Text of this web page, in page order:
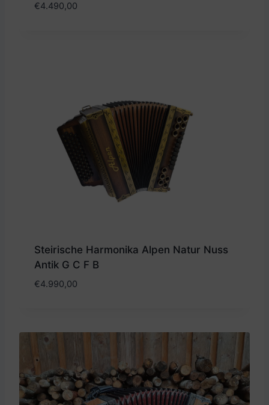
€4.490,00
Steirische Harmonika Alpen Natur Nuss
Antik G C F B
€4.990,00